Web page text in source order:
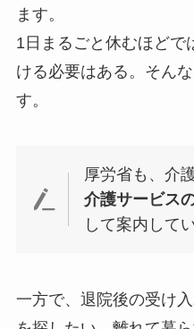
ます。
1日まるごと休むほどで
ける必要はある。そん
す。
厚労省も、介
介護サービス
して案内して
一方で、退院後の受け